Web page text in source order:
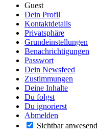
Guest
Dein Profil
Kontaktdetails
Privatsphäre
Grundeinstellungen
Benachrichtigungen
Passwort
Dein Newsfeed
Zustimmungen
Deine Inhalte
Du folgst
Du ignorierst
Abmelden
Sichtbar anwesend